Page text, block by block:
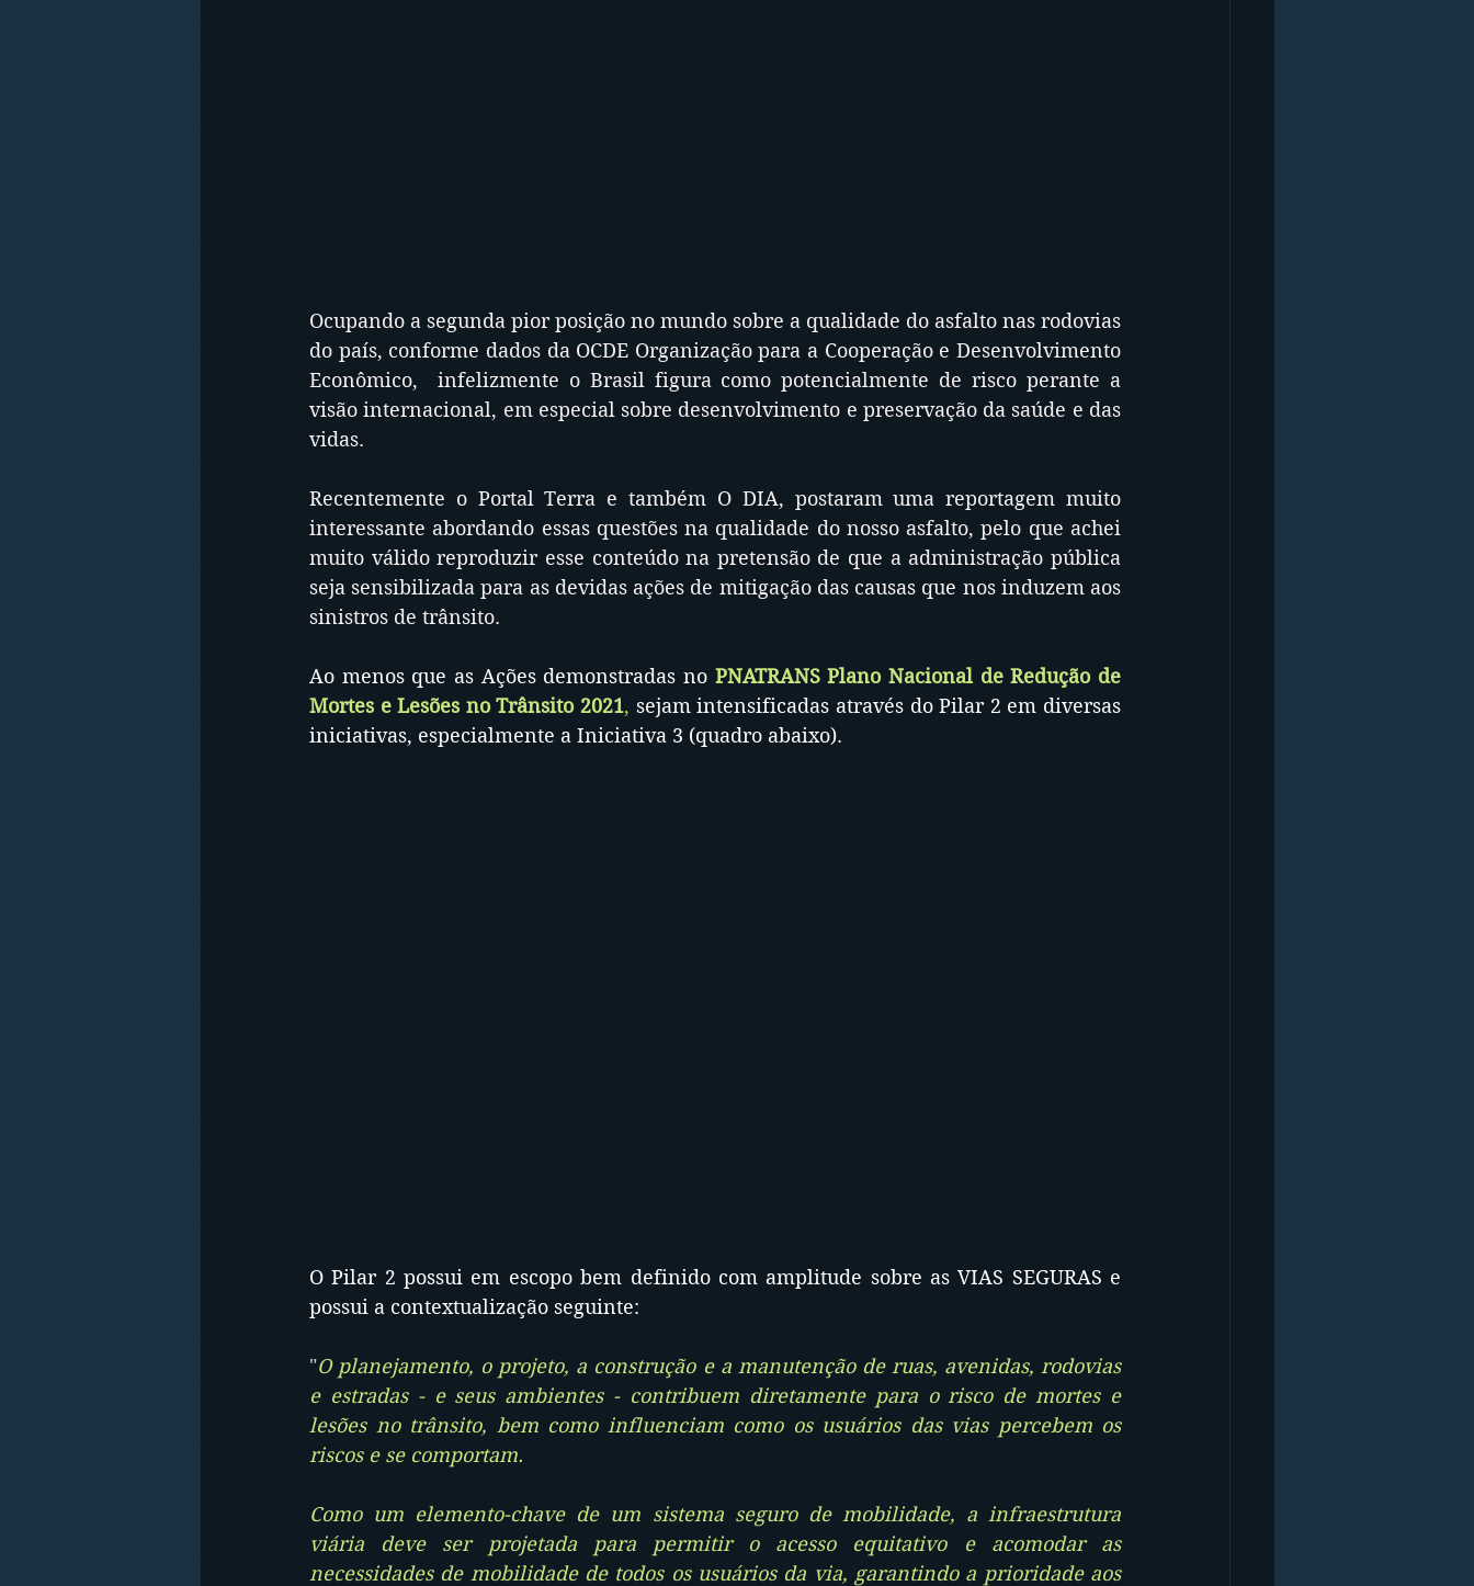
Ocupando a segunda pior posição no mundo sobre a qualidade do asfalto nas rodovias
do país, conforme dados da OCDE Organização para a Cooperação e Desenvolvimento
Econômico,  infelizmente o Brasil figura como potencialmente de risco perante a
visão internacional, em especial sobre desenvolvimento e preservação da saúde e das
vidas.
Recentemente o Portal Terra e também O DIA, postaram uma reportagem muito
interessante abordando essas questões na qualidade do nosso asfalto, pelo que achei
muito válido reproduzir esse conteúdo na pretensão de que a administração pública
seja sensibilizada para as devidas ações de mitigação das causas que nos induzem aos
sinistros de trânsito.
Ao menos que as Ações demonstradas no PNATRANS Plano Nacional de Redução de
Mortes e Lesões no Trânsito 2021, sejam intensificadas através do Pilar 2 em diversas
iniciativas, especialmente a Iniciativa 3 (quadro abaixo).
O Pilar 2 possui em escopo bem definido com amplitude sobre as VIAS SEGURAS e
possui a contextualização seguinte:
"O planejamento, o projeto, a construção e a manutenção de ruas, avenidas, rodovias
e estradas - e seus ambientes - contribuem diretamente para o risco de mortes e
lesões no trânsito, bem como influenciam como os usuários das vias percebem os
riscos e se comportam.
Como um elemento-chave de um sistema seguro de mobilidade, a infraestrutura
viária deve ser projetada para permitir o acesso equitativo e acomodar as
necessidades de mobilidade de todos os usuários da via, garantindo a prioridade aos